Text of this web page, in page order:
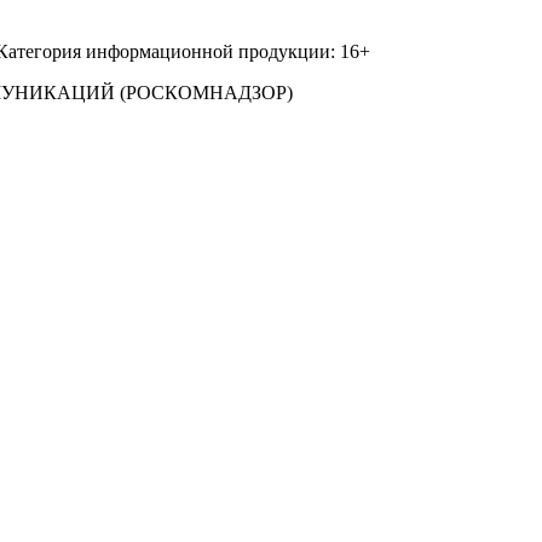
информационной продукции: 16+
(РОСКОМНАДЗОР)